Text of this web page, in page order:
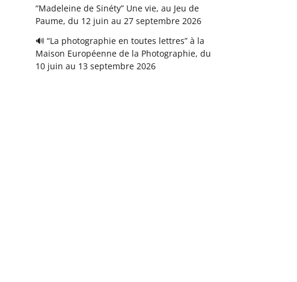
“Madeleine de Sinéty” Une vie, au Jeu de
Paume, du 12 juin au 27 septembre 2026
🔊 “La photographie en toutes lettres” à la
Maison Européenne de la Photographie, du
10 juin au 13 septembre 2026